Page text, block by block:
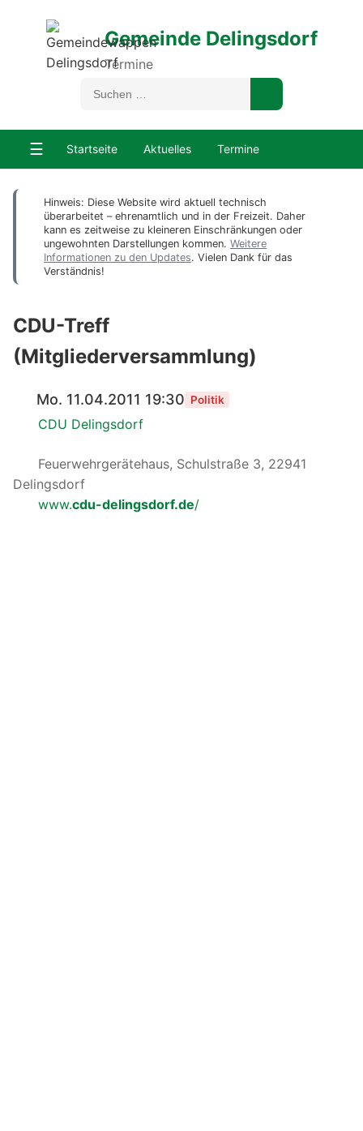
Gemeinde Delingsdorf
Termine
☰ Startseite Aktuelles Termine
Hinweis: Diese Website wird aktuell technisch
überarbeitet – ehrenamtlich und in der Freizeit. Daher
kann es zeitweise zu kleineren Einschränkungen oder
ungewohnten Darstellungen kommen. Weitere
Informationen zu den Updates. Vielen Dank für das
Verständnis!
CDU-Treff
(Mitgliederversammlung)
Mo. 11.04.2011 19:30 Politik
CDU Delingsdorf
Feuerwehrgerätehaus, Schulstraße 3, 22941
Delingsdorf
www.cdu-delingsdorf.de/